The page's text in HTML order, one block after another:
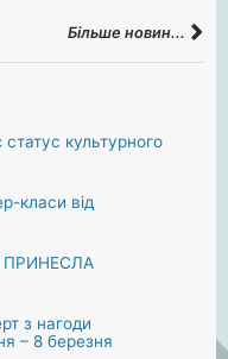
Більше новин...
культурного
класи від
з нагоди
– 8 березня